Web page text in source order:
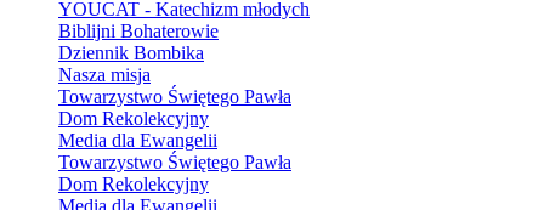
YOUCAT - Katechizm młodych
Biblijni Bohaterowie
Dziennik Bombika
Nasza misja
Towarzystwo Świętego Pawła
Dom Rekolekcyjny
Media dla Ewangelii
Towarzystwo Świętego Pawła
Dom Rekolekcyjny
Media dla Ewangelii